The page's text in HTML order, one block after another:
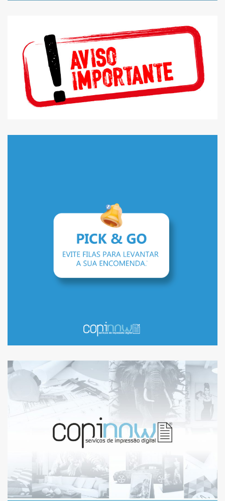
COMUNICADO:
ATUALIZAÇÃO
IMPORTANTE
SERVIÇO “PICK & GO”:
EVITE FILAS PARA
LEVANTAR A SUA
ENCOMENDA
ESTAMOS A RECRUTAR:
OPERADOR DE CENTRO DE
CÓPIAS E IMPRESSÃO
(MARSHOPPING) – VAGA
PREENCHIDA